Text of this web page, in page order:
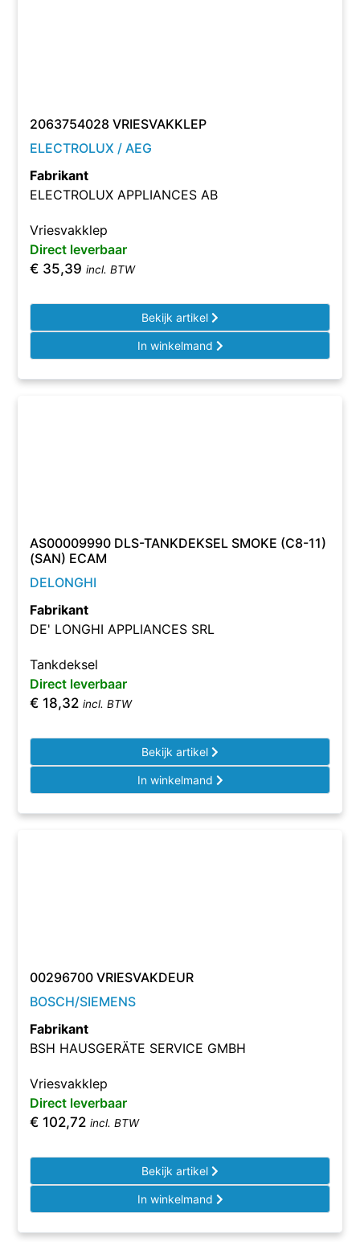
2063754028 VRIESVAKKLEP
ELECTROLUX / AEG
Fabrikant
ELECTROLUX APPLIANCES AB
Vriesvakklep
Direct leverbaar
€ 35,39 incl. BTW
Bekijk artikel
In winkelmand
AS00009990 DLS-TANKDEKSEL SMOKE (C8-11)
(SAN) ECAM
DELONGHI
Fabrikant
DE' LONGHI APPLIANCES SRL
Tankdeksel
Direct leverbaar
€ 18,32 incl. BTW
Bekijk artikel
In winkelmand
00296700 VRIESVAKDEUR
BOSCH/SIEMENS
Fabrikant
BSH HAUSGERÄTE SERVICE GMBH
Vriesvakklep
Direct leverbaar
€ 102,72 incl. BTW
Bekijk artikel
In winkelmand